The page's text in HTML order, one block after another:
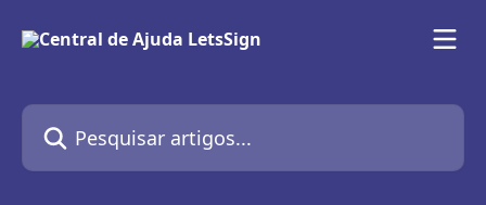
Pesquisar artigos...